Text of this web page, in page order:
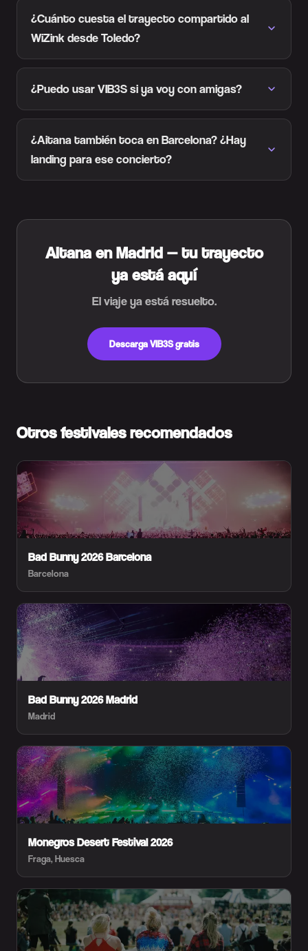
¿Cuánto cuesta el trayecto compartido al
WiZink desde Toledo?
¿Puedo usar VIB3S si ya voy con amigas?
¿Aitana también toca en Barcelona? ¿Hay
landing para ese concierto?
Aitana en Madrid — tu trayecto
ya está aquí
El viaje ya está resuelto.
Descarga VIB3S gratis
Otros festivales recomendados
Bad Bunny 2026 Barcelona
Barcelona
Bad Bunny 2026 Madrid
Madrid
Monegros Desert Festival 2026
Fraga, Huesca